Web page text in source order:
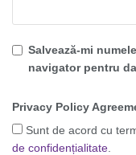
Salvează-mi
navigator pentru
Privacy Policy
Sunt de acord cu
de confidențialitate